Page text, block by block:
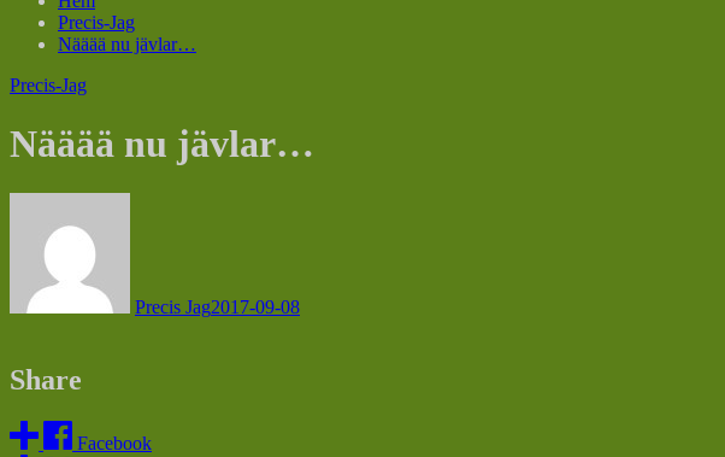
Precis-Jag
Nääää nu jävlar…
Precis-Jag
Nääää nu jävlar…
Precis Jag2017-09-08
Share
Facebook